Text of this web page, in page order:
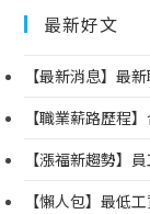
最新好文
【最新消息】最
【職業薪路歷程
【漲福新趨勢】
【懶人包】最低